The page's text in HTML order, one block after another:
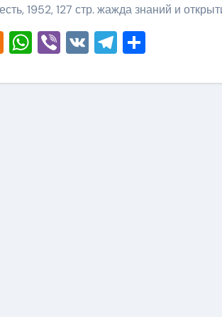
1952, 127 стр. жажда знаний и
Odnoklassniki
WhatsApp
Viber
VKTelegram